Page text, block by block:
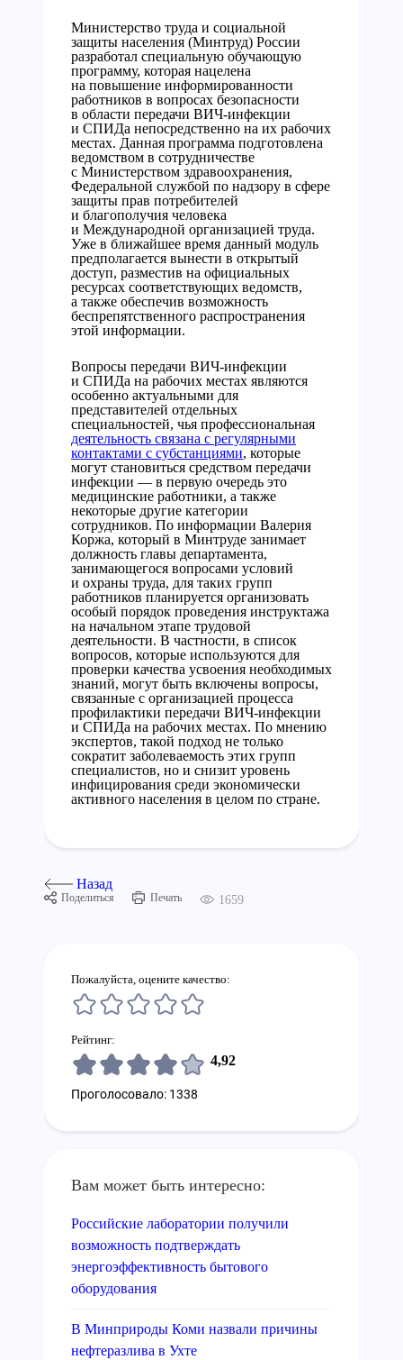
Министерство труда и социальной
защиты населения (Минтруд) России
разработал специальную обучающую
программу, которая нацелена
на повышение информированности
работников в вопросах безопасности
в области передачи ВИЧ-инфекции
и СПИДа непосредственно на их рабочих
местах. Данная программа подготовлена
ведомством в сотрудничестве
с Министерством здравоохранения,
Федеральной службой по надзору в сфере
защиты прав потребителей
и благополучия человека
и Международной организацией труда.
Уже в ближайшее время данный модуль
предполагается вынести в открытый
доступ, разместив на официальных
ресурсах соответствующих ведомств,
а также обеспечив возможность
беспрепятственного распространения
этой информации.
Вопросы передачи ВИЧ-инфекции
и СПИДа на рабочих местах являются
особенно актуальными для
представителей отдельных
специальностей, чья профессиональная
деятельность связана с регулярными
контактами с субстанциями, которые
могут становиться средством передачи
инфекции — в первую очередь это
медицинские работники, а также
некоторые другие категории
сотрудников. По информации Валерия
Коржа, который в Минтруде занимает
должность главы департамента,
занимающегося вопросами условий
и охраны труда, для таких групп
работников планируется организовать
особый порядок проведения инструктажа
на начальном этапе трудовой
деятельности. В частности, в список
вопросов, которые используются для
проверки качества усвоения необходимых
знаний, могут быть включены вопросы,
связанные с организацией процесса
профилактики передачи ВИЧ-инфекции
и СПИДа на рабочих местах. По мнению
экспертов, такой подход не только
сократит заболеваемость этих групп
специалистов, но и снизит уровень
инфицирования среди экономически
активного населения в целом по стране.
Назад
Поделиться Печать 1659
Пожалуйста, оцените качество:
Рейтинг:
4,92
Проголосовало: 1338
Вам может быть интересно:
Российские лаборатории получили
возможность подтверждать
энергоэффективность бытового
оборудования
В Минприроды Коми назвали причины
нефтеразлива в Ухте